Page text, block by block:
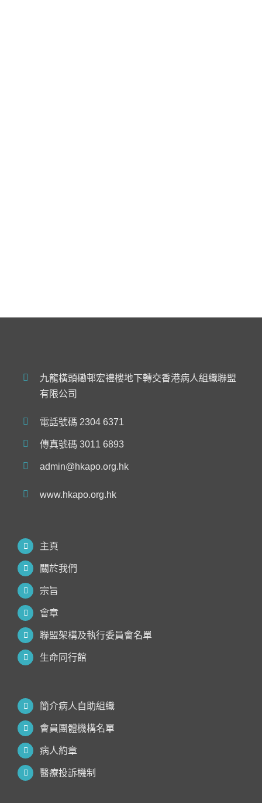
九龍橫頭磡邨宏禮樓地下轉交香港病人組織聯盟
有限公司
電話號碼 2304 6371
傳真號碼 3011 6893
admin@hkapo.org.hk
www.hkapo.org.hk
主頁
關於我們
宗旨
會章
聯盟架構及執行委員會名單
生命同行館
簡介病人自助組織
會員團體機構名單
病人約章
醫療投訴機制